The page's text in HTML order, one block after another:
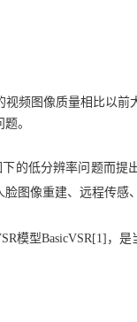
视频图像质量相比以
。
的低分辨率问题而提
图像重建、远程传感
模型BasicVSR[1]，是